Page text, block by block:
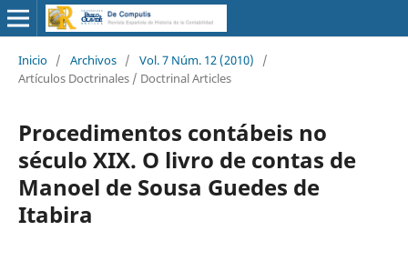
Inicio / Archivos / Vol. 7 Núm. 12 (2010)
/
Artículos Doctrinales / Doctrinal Articles
Procedimentos contábeis no
século XIX. O livro de contas de
Manoel de Sousa Guedes de
Itabira